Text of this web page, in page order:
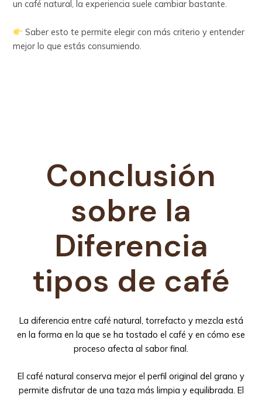
un café natural, la experiencia suele cambiar bastante.
Saber esto te permite elegir con más criterio y entender
mejor lo que estás consumiendo.
Conclusión
sobre la
Diferencia
tipos de café
La diferencia entre café natural, torrefacto y mezcla está
en la forma en la que se ha tostado el café y en cómo ese
proceso afecta al sabor final.
El café natural conserva mejor el perfil original del grano y
permite disfrutar de una taza más limpia y equilibrada. El